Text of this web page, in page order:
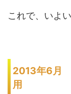
これで、いよ
2013年6月
用